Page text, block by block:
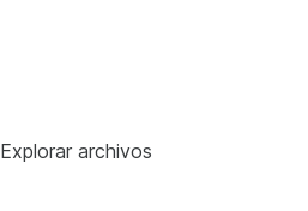
Explorar archivos